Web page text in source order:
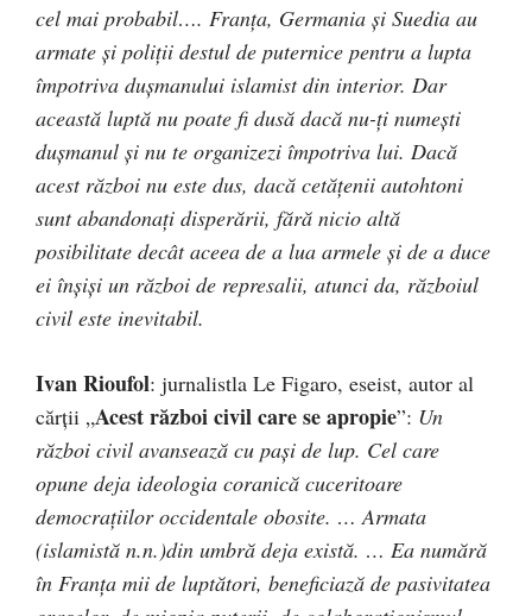
cel mai probabil…. Franţa, Germania şi Suedia au
armate şi poliţii destul de puternice pentru a lupta
împotriva duşmanului islamist din interior. Dar
această luptă nu poate fi dusă dacă nu-ţi numeşti
duşmanul şi nu te organizezi împotriva lui. Dacă
acest război nu este dus, dacă cetăţenii autohtoni
sunt abandonaţi disperării, fără nicio altă
posibilitate decât aceea de a lua armele şi de a duce
ei înşişi un război de represalii, atunci da, războiul
civil este inevitabil.
Ivan Rioufol: jurnalistla Le Figaro, eseist, autor al
cărţii „Acest război civil care se apropie”: Un
război civil avansează cu paşi de lup. Cel care
opune deja ideologia coranică cuceritoare
democraţiilor occidentale obosite. … Armata
(islamistă n.n.)din umbră deja există. … Ea numără
în Franţa mii de luptători, beneficiază de pasivitatea